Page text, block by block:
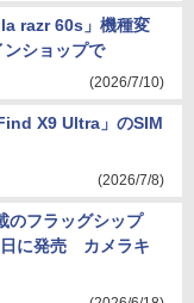
razr 60s」機種変
ショップで
(2026/7/10)
X9 Ultra」のSIM
(2026/7/8)
のフラッグシップ
日に発売 カメラキ